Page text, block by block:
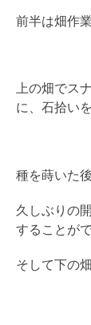
前半は畑作業
上の畑でス
に、石拾い
種を蒔いた
久しぶりの
することが
そして下の